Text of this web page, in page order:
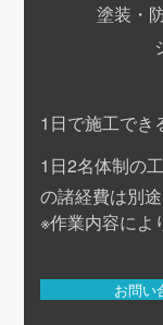
塗装・
1日で施工でき
1日2名体制の
の諸経費は別途
※作業内容によ
お問い